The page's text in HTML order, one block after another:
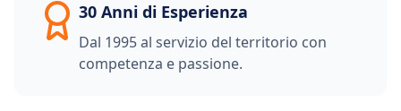
30 Anni di Esperienza
Dal 1995 al servizio del territorio con
competenza e passione.